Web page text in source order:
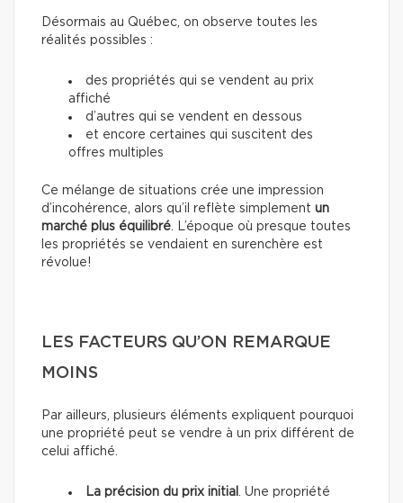
Désormais au Québec, on observe toutes les
réalités possibles :
des propriétés qui se vendent au prix
affiché
d’autres qui se vendent en dessous
et encore certaines qui suscitent des
offres multiples
Ce mélange de situations crée une impression
d’incohérence, alors qu’il reflète simplement un
marché plus équilibré. L’époque où presque toutes
les propriétés se vendaient en surenchère est
révolue!
LES FACTEURS QU’ON REMARQUE
MOINS
Par ailleurs, plusieurs éléments expliquent pourquoi
une propriété peut se vendre à un prix différent de
celui affiché.
La précision du prix initial . Une propriété